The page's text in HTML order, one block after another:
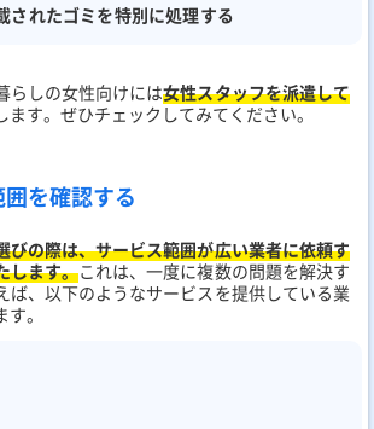
されたゴミを特別に処理する
らしの女性向けには女性スタッフを派遣して
ます。ぜひチェックしてみてください。
を確認する
びの際は、サービス範囲が広い業者に依頼す
します。これは、一度に複数の問題を解決す
ば、以下のようなサービスを提供している業
。